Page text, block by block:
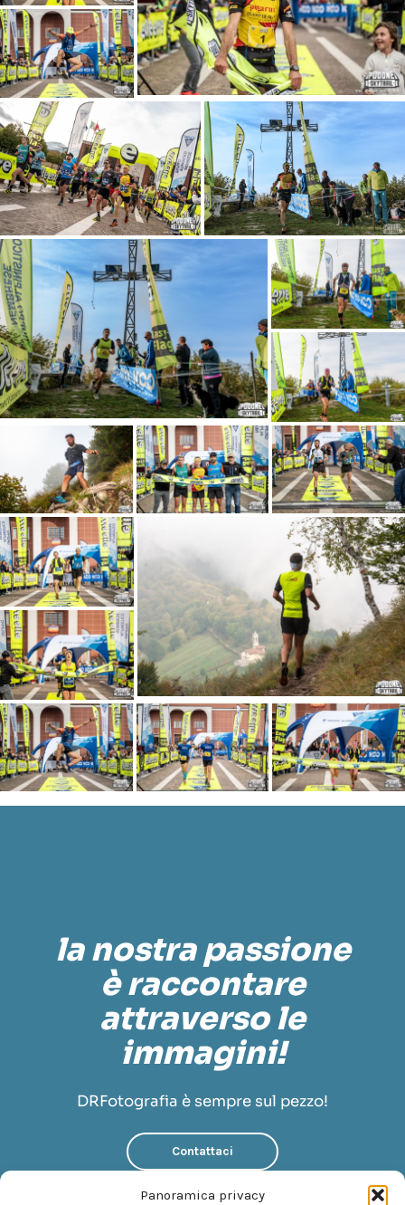
Panoramica privacy
la nostra passione
è raccontare
attraverso le
immagini!
DRFotografia è sempre sul pezzo!
Contattaci
Scopri di più su di noi